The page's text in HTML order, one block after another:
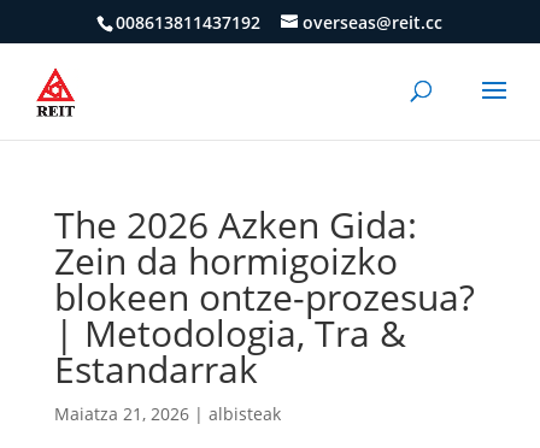
008613811437192 overseas@reit.cc
The 2026 Azken Gida:
Zein da hormigoizko
blokeen ontze-prozesua?
| Metodologia, Tra &
Estandarrak
Maiatza 21, 2026| albisteak